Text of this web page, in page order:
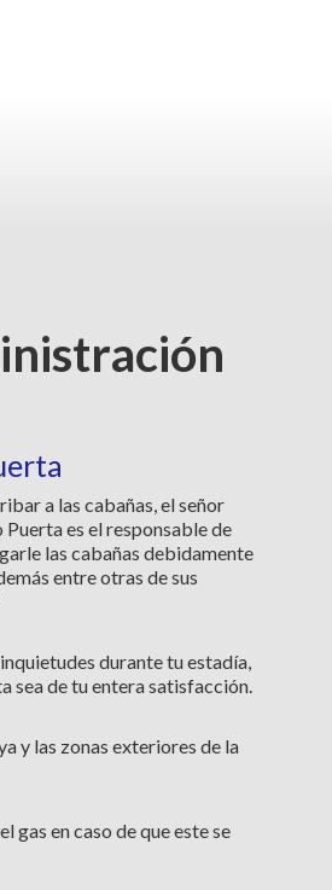
a las cabañas, el señor
es el responsable de
las cabañas debidamente
entre otras de sus
durante tu estadía,
sea de tu entera satisfacción.
y las zonas exteriores de la
gas en caso de que este se